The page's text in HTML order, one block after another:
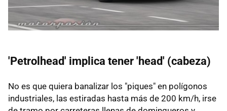
'Petrolhead' implica tener 'head' (cabeza)
No es que quiera banalizar los "piques" en polígonos
industriales, las estiradas hasta más de 200 km/h, irse